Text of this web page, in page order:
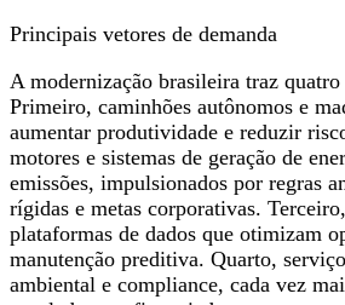
Principais vetores de demanda
A modernização brasileira traz
Primeiro, caminhões autônomos e
aumentar produtividade e reduzir
motores e sistemas de geração de
emissões, impulsionados por regras
rígidas e metas corporativas.
plataformas de dados que otimizam
manutenção preditiva. Quarto,
ambiental e compliance, cada vez